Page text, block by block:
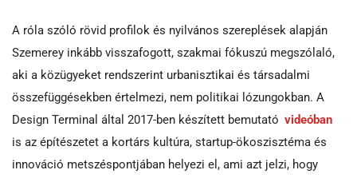
A róla szóló rövid profilok és nyilvános szereplések alapján
Szemerey inkább visszafogott, szakmai fókuszú megszólaló,
aki a közügyeket rendszerint urbanisztikai és társadalmi
összefüggésekben értelmezi, nem politikai lózungokban. A
Design Terminal által 2017-ben készített bemutató videóban
is az építészetet a kortárs kultúra, startup-ökoszisztéma és
innováció metszéspontjában helyezi el, ami azt jelzi, hogy